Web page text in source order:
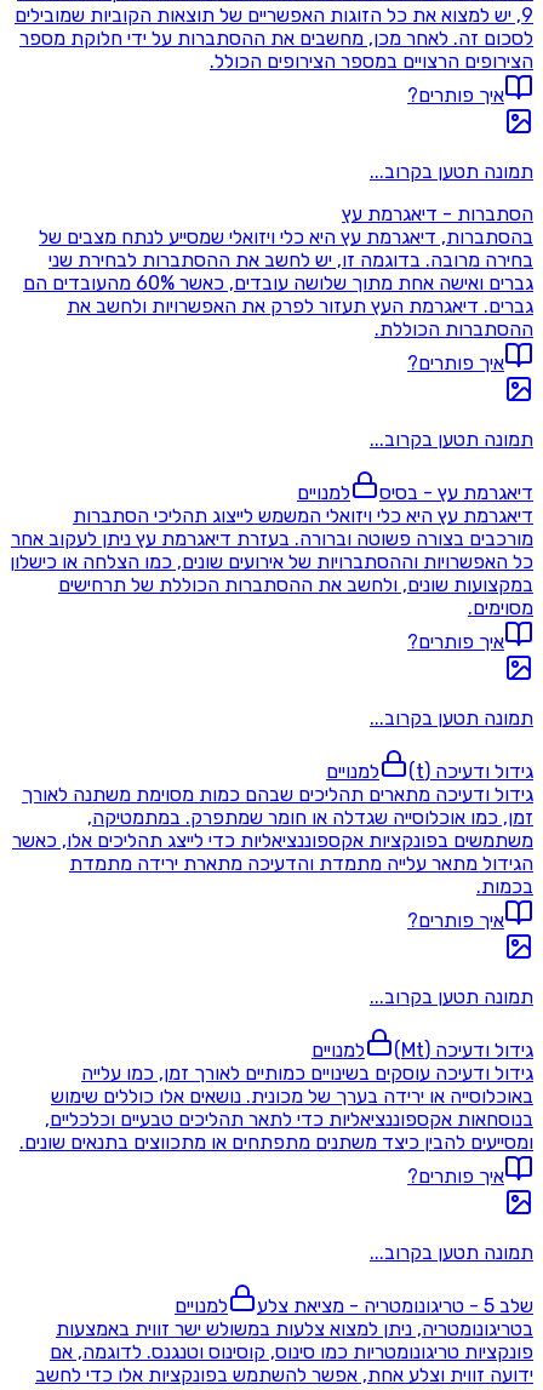
9, יש למצוא את כל הזוגות האפשריים של תוצאות הקוביות שמובילים
לסכום זה. לאחר מכן, מחשבים את ההסתברות על ידי חלוקת מספר
הצירופים הרצויים במספר הצירופים הכולל.
איך פותרים?
תמונה תטען בקרוב...
הסתברות - דיאגרמת עץ
בהסתברות, דיאגרמת עץ היא כלי ויזואלי שמסייע לנתח מצבים של
בחירה מרובה. בדוגמה זו, יש לחשב את ההסתברות לבחירת שני
גברים ואישה אחת מתוך שלושה עובדים, כאשר 60% מהעובדים הם
גברים. דיאגרמת העץ תעזור לפרק את האפשרויות ולחשב את
ההסתברות הכוללת.
איך פותרים?
תמונה תטען בקרוב...
דיאגרמת עץ - בסיס
למנויים
דיאגרמת עץ היא כלי ויזואלי המשמש לייצוג תהליכי הסתברות
מורכבים בצורה פשוטה וברורה. בעזרת דיאגרמת עץ ניתן לעקוב אחר
כל האפשרויות וההסתברויות של אירועים שונים, כמו הצלחה או כישלון
במקצועות שונים, ולחשב את ההסתברות הכוללת של תרחישים
מסוימים.
איך פותרים?
תמונה תטען בקרוב...
גידול ודעיכה (t)
למנויים
גידול ודעיכה מתארים תהליכים שבהם כמות מסוימת משתנה לאורך
זמן, כמו אוכלוסייה שגדלה או חומר שמתפרק. במתמטיקה,
משתמשים בפונקציות אקספוננציאליות כדי לייצג תהליכים אלו, כאשר
הגידול מתאר עלייה מתמדת והדעיכה מתארת ירידה מתמדת
בכמות.
איך פותרים?
תמונה תטען בקרוב...
גידול ודעיכה (Mt)
למנויים
גידול ודעיכה עוסקים בשינויים כמותיים לאורך זמן, כמו עלייה
באוכלוסייה או ירידה בערך של מכונית. נושאים אלו כוללים שימוש
בנוסחאות אקספוננציאליות כדי לתאר תהליכים טבעיים וכלכליים,
ומסייעים להבין כיצד משתנים מתפתחים או מתכווצים בתנאים שונים.
איך פותרים?
תמונה תטען בקרוב...
שלב 5 - טריגונומטריה - מציאת צלע
למנויים
בטריגונומטריה, ניתן למצוא צלעות במשולש ישר זווית באמצעות
פונקציות טריגונומטריות כמו סינוס, קוסינוס וטנגנס. לדוגמה, אם
ידועה זווית וצלע אחת, אפשר להשתמש בפונקציות אלו כדי לחשב